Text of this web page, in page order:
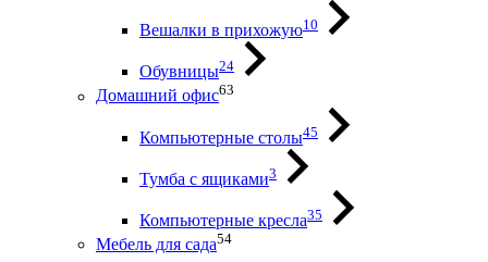
Вешалки в прихожую10
Обувницы24
Домашний офис63
Компьютерные столы45
Тумба с ящиками3
Компьютерные кресла35
Мебель для сада54